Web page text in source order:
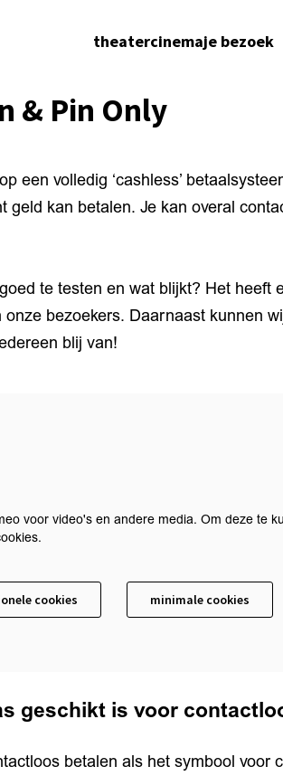
theatercinemaje bezoek
& Pin Only
een volledig ‘cashless’
geld kan betalen. Je kan overal
te testen en wat blijkt? Het heeft
bezoekers. Daarnaast kunnen
blij van!
voor video's en andere media. Om deze te
cookies minimale cookies
geschikt is voor
betalen als het symbool voor